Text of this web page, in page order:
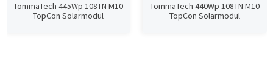
TommaTech 445Wp 108TN M10
TopCon Solarmodul
TommaTech 440Wp 108TN M10
TopCon Solarmodul